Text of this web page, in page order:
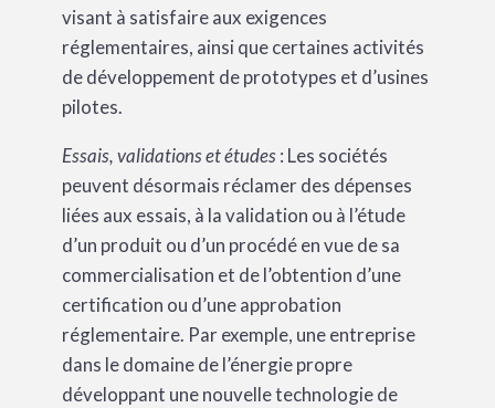
visant à satisfaire aux exigences
réglementaires, ainsi que certaines activités
de développement de prototypes et d’usines
pilotes.
Essais, validations et études: Les sociétés
peuvent désormais réclamer des dépenses
liées aux essais, à la validation ou à l’étude
d’un produit ou d’un procédé en vue de sa
commercialisation et de l’obtention d’une
certification ou d’une approbation
réglementaire. Par exemple, une entreprise
dans le domaine de l’énergie propre
développant une nouvelle technologie de